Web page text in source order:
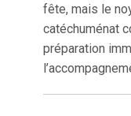
fête, mais le
catéchuménat
préparation